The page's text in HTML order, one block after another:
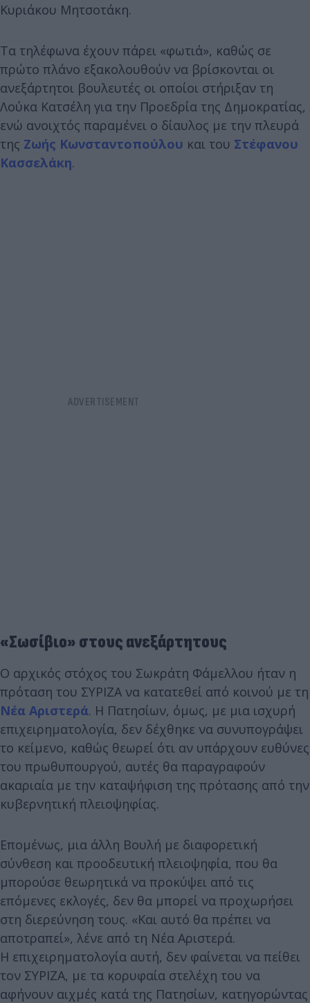
Κυριάκου Μητσοτάκη.
Τα τηλέφωνα έχουν πάρει «φωτιά», καθώς σε
πρώτο πλάνο εξακολουθούν να βρίσκονται οι
ανεξάρτητοι βουλευτές οι οποίοι στήριξαν τη
Λούκα Κατσέλη για την Προεδρία της Δημοκρατίας,
ενώ ανοιχτός παραμένει ο δίαυλος με την πλευρά
της Ζωής Κωνσταντοπούλου και του Στέφανου
Κασσελάκη.
«Σωσίβιο» στους ανεξάρτητους
Ο αρχικός στόχος του Σωκράτη Φάμελλου ήταν η
πρόταση του ΣΥΡΙΖΑ να κατατεθεί από κοινού με τη
Νέα Αριστερά. Η Πατησίων, όμως, με μια ισχυρή
επιχειρηματολογία, δεν δέχθηκε να συνυπογράψει
το κείμενο, καθώς θεωρεί ότι αν υπάρχουν ευθύνες
του πρωθυπουργού, αυτές θα παραγραφούν
ακαριαία με την καταψήφιση της πρότασης από την
κυβερνητική πλειοψηφίας.
Επομένως, μια άλλη Βουλή με διαφορετική
σύνθεση και προοδευτική πλειοψηφία, που θα
μπορούσε θεωρητικά να προκύψει από τις
επόμενες εκλογές, δεν θα μπορεί να προχωρήσει
στη διερεύνηση τους. «Και αυτό θα πρέπει να
αποτραπεί», λένε από τη Νέα Αριστερά.
Η επιχειρηματολογία αυτή, δεν φαίνεται να πείθει
τον ΣΥΡΙΖΑ, με τα κορυφαία στελέχη του να
αφήνουν αιχμές κατά της Πατησίων, κατηγορώντας